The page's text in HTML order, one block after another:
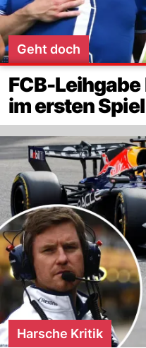
Geht doch
FCB-
im ersten
Harsche Kritik